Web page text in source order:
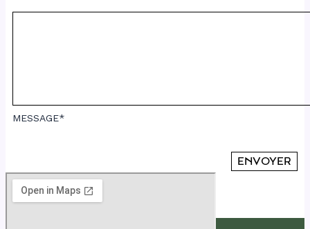
MESSAGE*